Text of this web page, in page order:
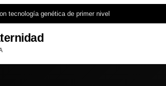
tecnología genética de primer nivel